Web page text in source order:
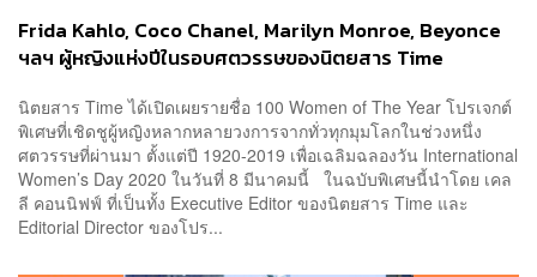
Frida Kahlo, Coco Chanel, Marilyn Monroe, Beyonce
ฯลฯ ผู้หญิงแห่งปีในรอบศตวรรษของนิตยสาร Time
นิตยสาร Time ได้เปิดเผยรายชื่อ 100 Women of The Year โปรเจกต์
พิเศษที่เชิดชูผู้หญิงหลากหลายวงการจากทั่วทุกมุมโลกในช่วงหนึ่ง
ศตวรรษที่ผ่านมา ตั้งแต่ปี 1920-2019 เพื่อเฉลิมฉลองวัน International
Women’s Day 2020 ในวันที่ 8 มีนาคมนี้ ในฉบับพิเศษนี้นำโดย เคล
ลี คอนนิฟฟ์ ที่เป็นทั้ง Executive Editor ของนิตยสาร Time และ
Editorial Director ของโปร...